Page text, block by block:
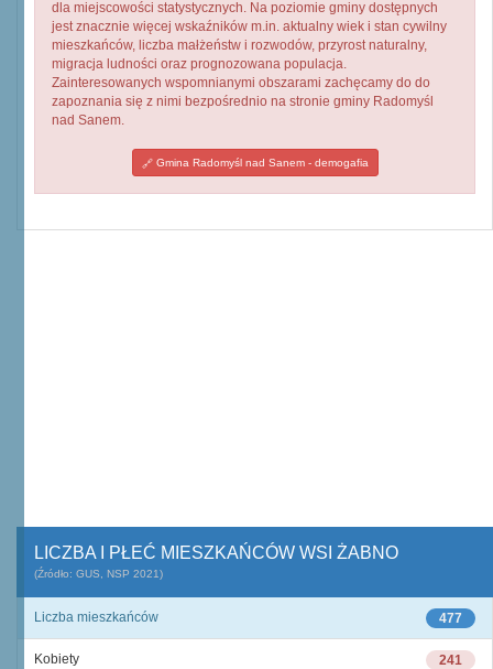
dla miejscowości statystycznych. Na poziomie gminy dostępnych
jest znacznie więcej wskaźników m.in. aktualny wiek i stan cywilny
mieszkańców, liczba małżeństw i rozwodów, przyrost naturalny,
migracja ludności oraz prognozowana populacja.
Zainteresowanych wspomnianymi obszarami zachęcamy do do
zapoznania się z nimi bezpośrednio na stronie gminy Radomyśl
nad Sanem.
Gmina Radomyśl nad Sanem - demogafia
LICZBA I PŁEĆ MIESZKAŃCÓW WSI ŻABNO
(Źródło: GUS, NSP 2021)
477
Liczba mieszkańców
241
Kobiety